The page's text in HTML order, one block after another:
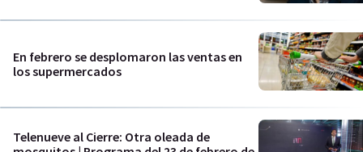
En febrero se desplomaron las ventas en
los supermercados
Telenueve al Cierre: Otra oleada de